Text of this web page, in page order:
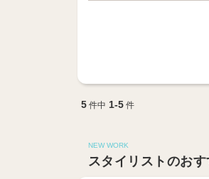
5件中 1-5件
NEW WORK
スタイリストのお